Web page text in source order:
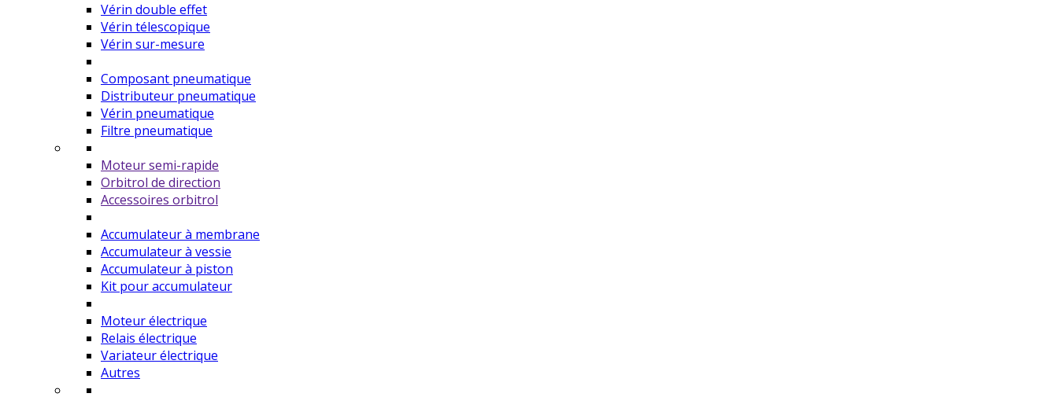
Vérin double effet
Vérin télescopique
Vérin sur-mesure
Composant pneumatique
Distributeur pneumatique
Vérin pneumatique
Filtre pneumatique
Moteur semi-rapide
Orbitrol de direction
Accessoires orbitrol
Accumulateur à membrane
Accumulateur à vessie
Accumulateur à piston
Kit pour accumulateur
Moteur électrique
Relais électrique
Variateur électrique
Autres